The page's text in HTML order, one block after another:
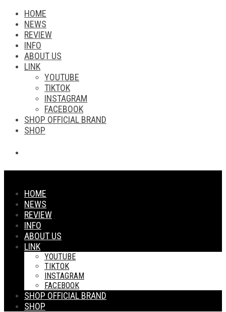
HOME
NEWS
REVIEW
INFO
ABOUT US
LINK
YOUTUBE
TIKTOK
INSTAGRAM
FACEBOOK
SHOP OFFICIAL BRAND
SHOP
HOME
NEWS
REVIEW
INFO
ABOUT US
LINK
YOUTUBE
TIKTOK
INSTAGRAM
FACEBOOK
SHOP OFFICIAL BRAND
SHOP